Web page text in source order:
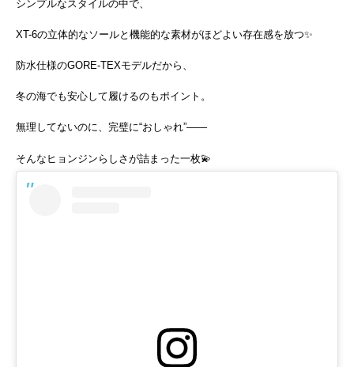
シンプルなスタイルの中で、
XT-6の立体的なソールと機能的な素材がほどよい存在感を放つ✨
防水仕様のGORE-TEXモデルだから、
冬の海でも安心して履けるのもポイント。
無理してないのに、完璧に“おしゃれ”——
そんなヒョンジンらしさが詰まった一枚💫